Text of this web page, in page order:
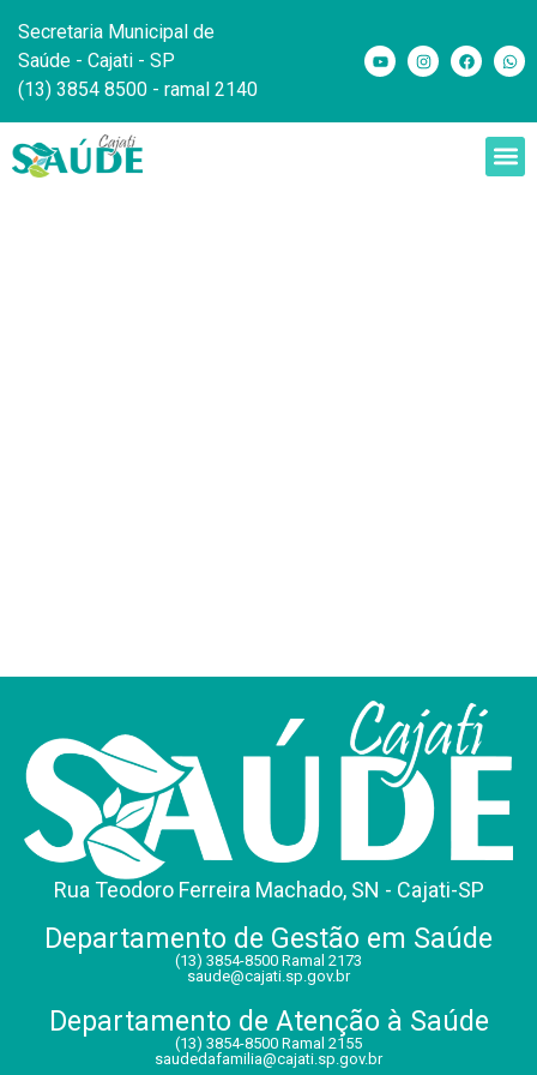
Secretaria Municipal de
Saúde - Cajati - SP
(13) 3854 8500 - ramal 2140
Rua Teodoro Ferreira Machado, SN - Cajati-SP
Departamento de Gestão em Saúde
(13) 3854-8500 Ramal 2173
saude@cajati.sp.gov.br
Departamento de Atenção à Saúde
(13) 3854-8500 Ramal 2155
saudedafamilia@cajati.sp.gov.br